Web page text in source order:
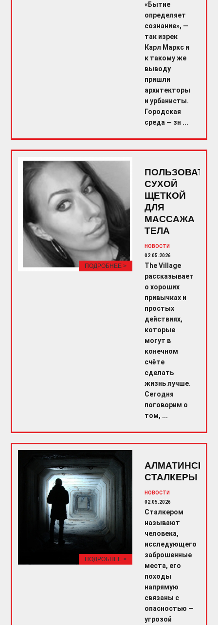
«Бытие
определяет
сознание», —
так изрек
Карл Маркс и
к такому же
выводу
пришли
архитекторы
и урбанисты.
Городская
среда — зн ...
ПОДРОБНЕЕ >
СУХОЙ
ЩЕТКОЙ
ДЛЯ
МАССАЖА
ТЕЛА
НОВОСТИ
02.05.2026
The Village
рассказывает
о хороших
привычках и
простых
действиях,
которые
могут в
конечном
счёте
сделать
жизнь лучше.
Сегодня
поговорим о
том, ...
ПОДРОБНЕЕ >
АЛМАТИНСКИЕ
СТАЛКЕРЫ
НОВОСТИ
02.05.2026
Сталкером
называют
человека,
исследующего
заброшенные
места, его
походы
напрямую
связаны с
опасностью —
угрозой